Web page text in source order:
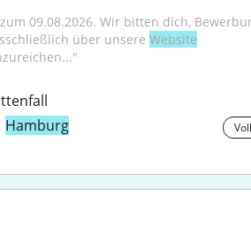
09.08.2026. Wir bitten dich,
über unsere Website
Hamburg